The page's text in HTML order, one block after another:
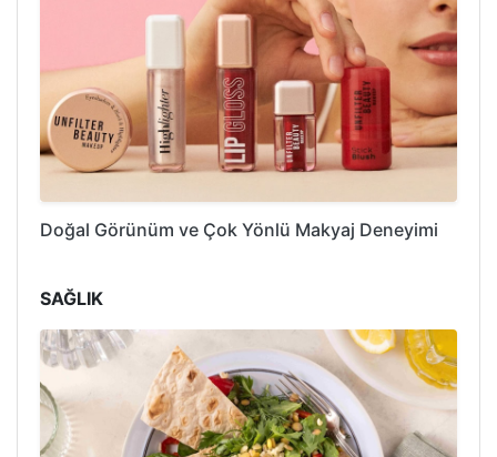
Doğal Görünüm ve Çok Yönlü Makyaj Deneyimi
SAĞLIK